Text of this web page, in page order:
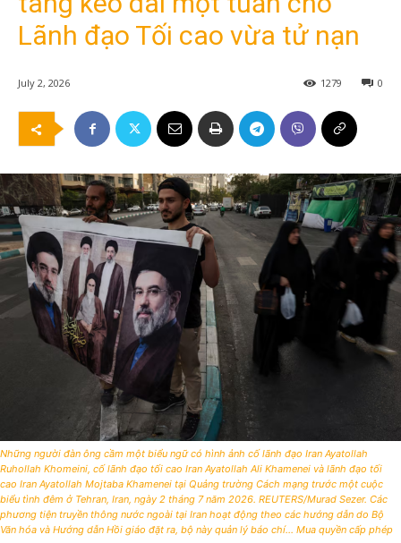
Lãnh đạo Tối cao vừa tử nạn
July 2, 2026 0
1279
Những người đàn ông cầm một biểu ngữ có hình ảnh cố lãnh đạo Iran Ayatollah
Ruhollah Khomeini, cố lãnh đạo tối cao Iran Ayatollah Ali Khamenei và lãnh đạo tối
cao Iran Ayatollah Mojtaba Khamenei tại Quảng trường Cách mạng trước một cuộc
biểu tình đêm ở Tehran, Iran, ngày 2 tháng 7 năm 2026. REUTERS/Murad Sezer. Các
phương tiện truyền thông nước ngoài tại Iran hoạt động theo các hướng dẫn do Bộ
Văn hóa và Hướng dẫn Hồi giáo đặt ra, bộ này quản lý báo chí... Mua quyền cấp phép